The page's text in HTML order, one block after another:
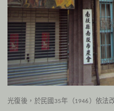
光復後，於民國 35年（1946 ）依法